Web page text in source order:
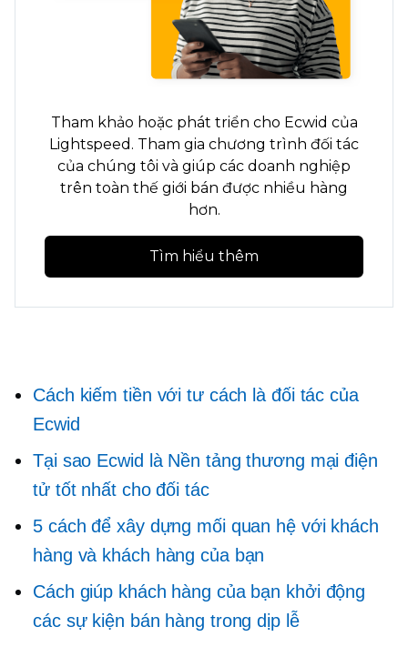
Tham khảo hoặc phát triển cho Ecwid của
Lightspeed. Tham gia chương trình đối tác
của chúng tôi và giúp các doanh nghiệp
trên toàn thế giới bán được nhiều hàng
hơn.
Tìm hiểu thêm
Cách kiếm tiền với tư cách là đối tác của
Ecwid
Tại sao Ecwid là Nền tảng thương mại điện
tử tốt nhất cho đối tác
5 cách để xây dựng mối quan hệ với khách
hàng và khách hàng của bạn
Cách giúp khách hàng của bạn khởi động
các sự kiện bán hàng trong dịp lễ